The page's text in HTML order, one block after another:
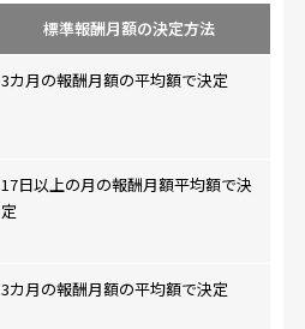
標準報酬月額の決定方法
3カ月の報酬月額の平均額で決定
17日以上の月の報酬月額平均額で決
定
3カ月の報酬月額の平均額で決定